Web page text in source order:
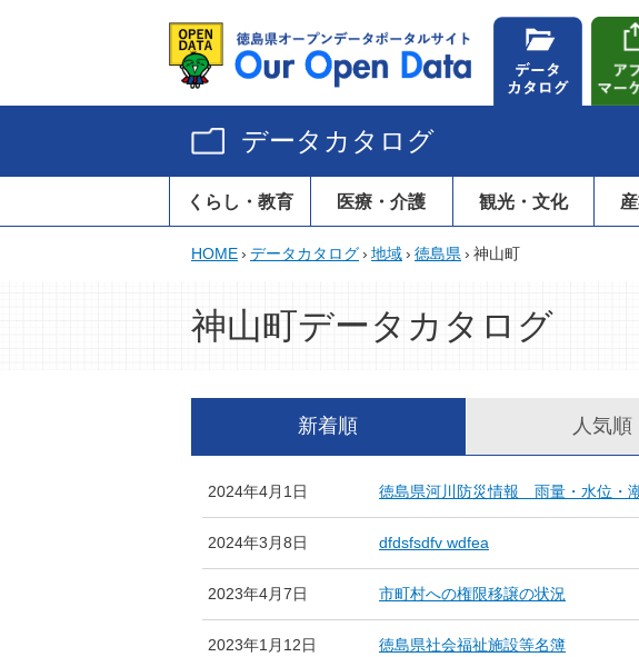
データカタログ
くらし・教育 医療・介護 観光・文化
HOME› データカタログ› 地域› 徳島県 › 神山町
神山町データカタログ
新着順 人気順
2024年4月1日 徳島県河川防災情報 雨量・水位・
2024年3月8日 dfdsfsdfv wdfea
2023年4月7日 市町村への権限移譲の状況
2023年1月12日 徳島県社会福祉施設等名簿